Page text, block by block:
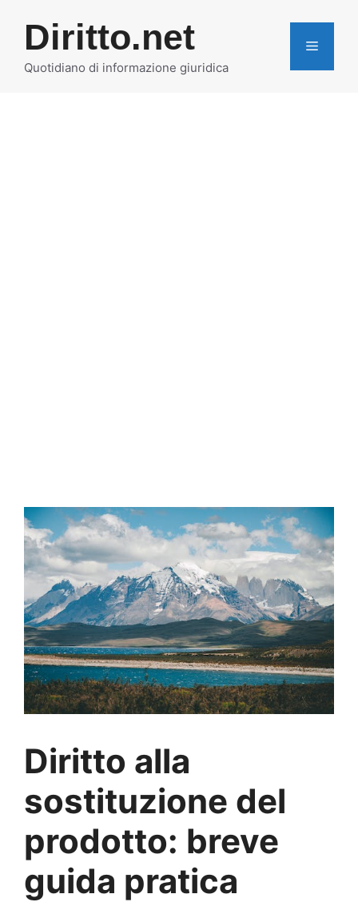
contenuto
Diritto.net
Quotidiano di informazione giuridica
MENU
Diritto alla
sostituzione del
prodotto: breve
guida pratica